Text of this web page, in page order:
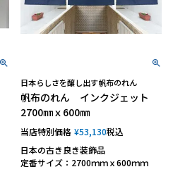
日本らしさを醸し出す帆布のれん
帆布のれん インクジェット
2700㎜ｘ600㎜
当店特別価格 ¥53,130税込
日本の古き良き装飾品
定番サイズ：2700ｍｍｘ600ｍｍ